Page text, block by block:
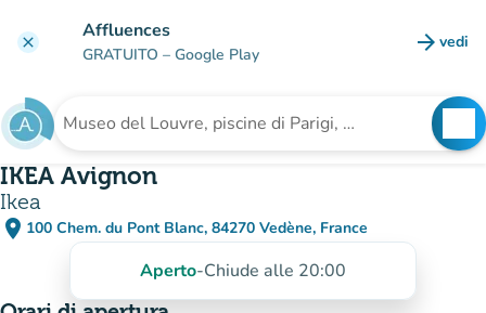
clear Affluences
GRATUITO – Google Play arrow_forward vedi
Cerca una struttura
IKEA Avignon
Ikea
place 100 Chem. du Pont Blanc, 84270 Vedène, France
(apri in Google Maps)
(nuova scheda)
Aperto-Chiude alle 20:00